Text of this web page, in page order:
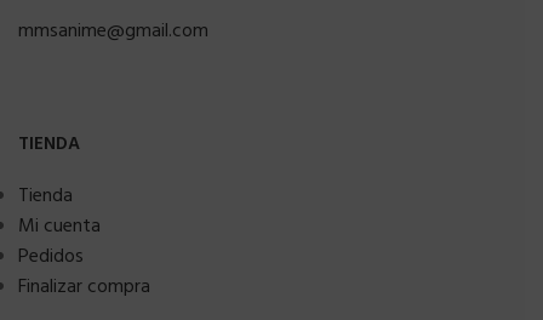
mmsanime@gmail.com
TIENDA
Tienda
Mi cuenta
Pedidos
Finalizar compra